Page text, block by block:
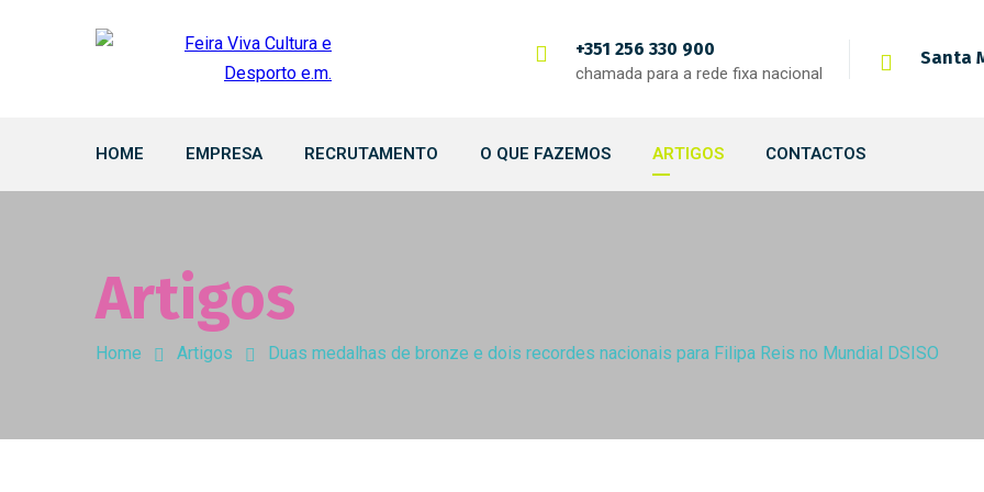
+351 256 330 900
chamada para a rede fixa nacional
Santa
HOME EMPRESA RECRUTAMENTO O QUE FAZEMOS ARTIGOS CONTACTOS
Artigos
Home Artigos Duas medalhas de bronze e dois recordes nacionais para Filipa Reis no Mundial DSISO